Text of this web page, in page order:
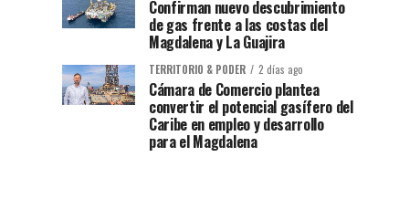
Confirman nuevo descubrimiento
de gas frente a las costas del
Magdalena y La Guajira
TERRITORIO & PODER 2 días ago
Cámara de Comercio plantea
convertir el potencial gasífero del
Caribe en empleo y desarrollo
para el Magdalena